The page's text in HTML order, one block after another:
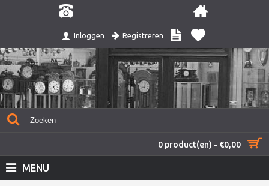
Inloggen Registreren
0 product(en) - €0,00
MENU